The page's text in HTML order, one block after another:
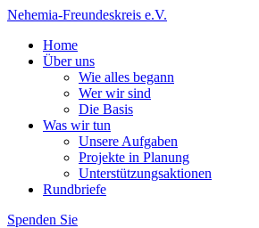
Nehemia-Freundeskreis e.V.
Home
Über uns
Wie alles begann
Wer wir sind
Die Basis
Was wir tun
Unsere Aufgaben
Projekte in Planung
Unterstützungsaktionen
Rundbriefe
Spenden Sie